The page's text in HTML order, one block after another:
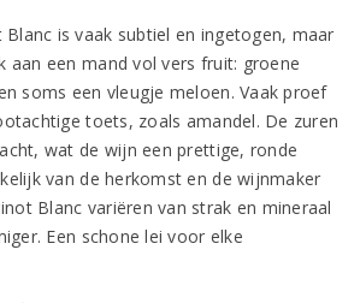
is vaak subtiel en ingetogen, maar
aan een mand vol vers fruit: groene
soms een vleugje meloen. Vaak proef
toets, zoals amandel. De zuren
wat de wijn een prettige, ronde
van de herkomst en de wijnmaker
Blanc variëren van strak en mineraal
Een schone lei voor elke